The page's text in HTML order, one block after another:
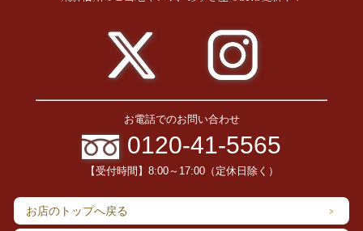
お電話でのお問い合わせ
0120-41-5565
【受付時間】8:00～17:00（定休日除く）
お店のトップへ戻る